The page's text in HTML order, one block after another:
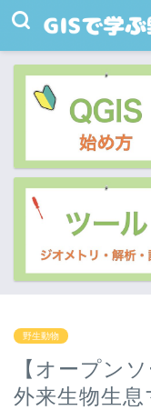
野生動物
【オープン
外来生物生